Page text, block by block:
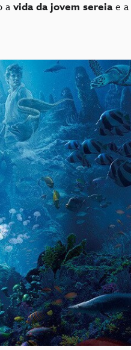
a vida da jovem sereiae a